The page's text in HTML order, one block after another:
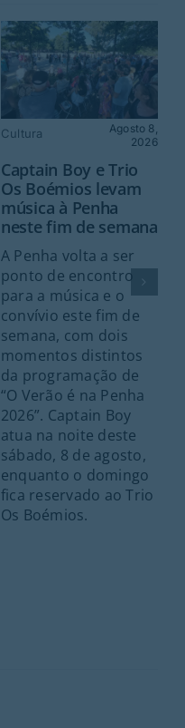
Cultura
Agosto 8,
2026
Captain Boy e Trio
Os Boémios levam
música à Penha
neste fim de semana
A Penha volta a ser
ponto de encontro
para a música e o
convívio este fim de
semana, com dois
momentos distintos
da programação de
“O Verão é na Penha
2026”. Captain Boy
atua na noite deste
sábado, 8 de agosto,
enquanto o domingo
fica reservado ao Trio
Os Boémios.